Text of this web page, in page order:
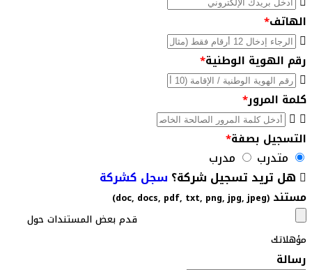
الهاتف*
رقم الهوية الوطنية*
كلمة المرور*
التسجيل بصفة*
متدرب
مدرب
هل تريد تسجيل شركة؟ سجل كشركة
مستند (doc, docs, pdf, txt, png, jpg, jpeg)
قدم بعض المستندات حول
مؤهلاتك
رسالة